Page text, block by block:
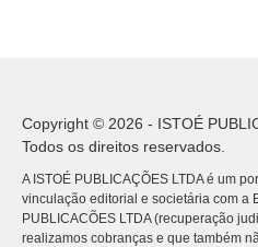
Copyright © 2026 - ISTOÉ
Todos os direitos reservados.
A ISTOÉ PUBLICAÇÕES LTDA é um
vinculação editorial e societária com a
PUBLICACÕES LTDA (recuperação
realizamos cobranças e que também